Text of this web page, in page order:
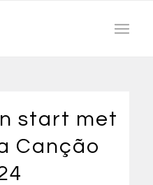
start met
Canção